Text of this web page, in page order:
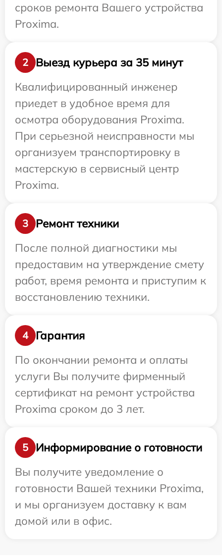
сроков ремонта Вашего устройства
Proxima.
2
Выезд курьера за 35 минут
Квалифицированный инженер
приедет в удобное время для
осмотра оборудования Proxima.
При серьезной неисправности мы
организуем транспортировку в
мастерскую в сервисный центр
Proxima.
3
Ремонт техники
После полной диагностики мы
предоставим на утверждение смету
работ, время ремонта и приступим к
восстановлению техники.
4
Гарантия
По окончании ремонта и оплаты
услуги Вы получите фирменный
сертификат на ремонт устройства
Proxima сроком до 3 лет.
5
Информирование о готовности
Вы получите уведомление о
готовности Вашей техники Proxima,
и мы организуем доставку к вам
домой или в офис.